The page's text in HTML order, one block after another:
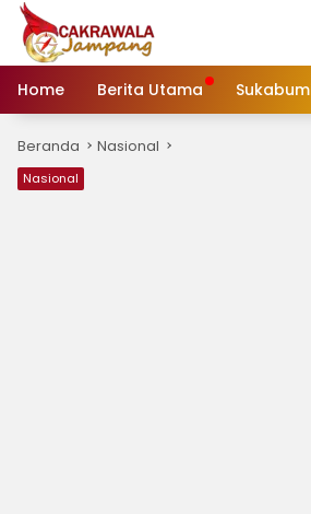
Langsung
konten
Home
Berita Utama
Beranda Nasional
Nasional